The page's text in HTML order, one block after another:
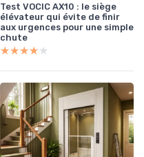
Test VOCIC AX10 : le siège
élévateur qui évite de finir
aux urgences pour une simple
chute
★★★★★
★★★★★